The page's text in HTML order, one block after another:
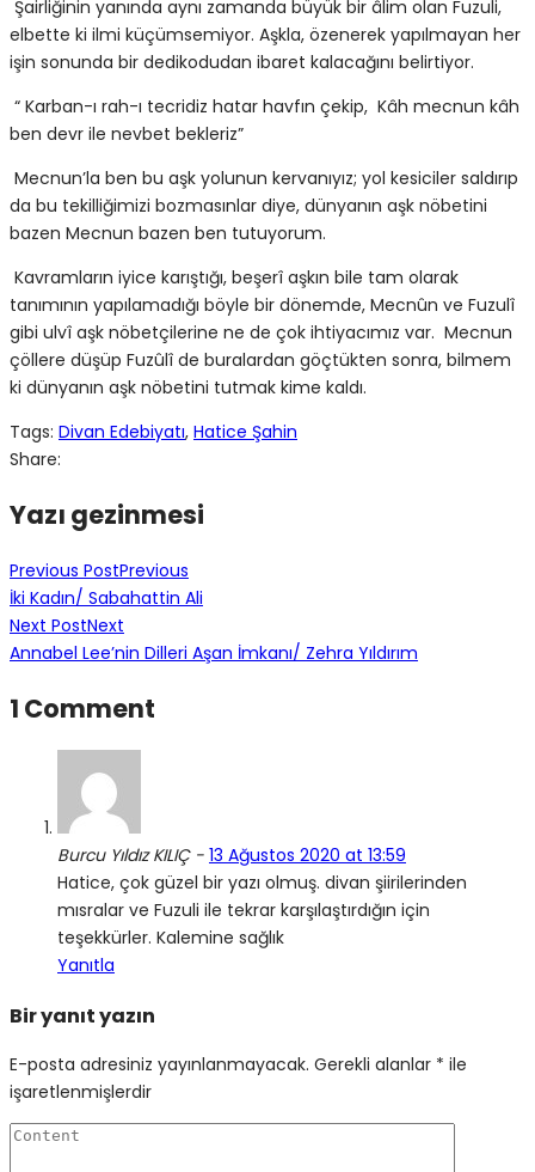
Şairliğinin yanında aynı zamanda büyük bir âlim olan Fuzuli,
elbette ki ilmi küçümsemiyor. Aşkla, özenerek yapılmayan her
işin sonunda bir dedikodudan ibaret kalacağını belirtiyor.
“ Karban-ı rah-ı tecridiz hatar havfın çekip, Kâh mecnun kâh
ben devr ile nevbet bekleriz”
Mecnun’la ben bu aşk yolunun kervanıyız; yol kesiciler saldırıp
da bu tekilliğimizi bozmasınlar diye, dünyanın aşk nöbetini
bazen Mecnun bazen ben tutuyorum.
Kavramların iyice karıştığı, beşerî aşkın bile tam olarak
tanımının yapılamadığı böyle bir dönemde, Mecnûn ve Fuzulî
gibi ulvî aşk nöbetçilerine ne de çok ihtiyacımız var. Mecnun
çöllere düşüp Fuzûlî de buralardan göçtükten sonra, bilmem
ki dünyanın aşk nöbetini tutmak kime kaldı.
Tags: Divan Edebiyatı, Hatice Şahin
Share:
Yazı gezinmesi
Previous PostPrevious
İki Kadın/ Sabahattin Ali
Next PostNext
Annabel Lee’nin Dilleri Aşan İmkanı/ Zehra Yıldırım
1 Comment
Burcu Yıldız KILIÇ - 13 Ağustos 2020 at 13:59
Hatice, çok güzel bir yazı olmuş. divan şiirilerinden
mısralar ve Fuzuli ile tekrar karşılaştırdığın için
teşekkürler. Kalemine sağlık
Yanıtla
Bir yanıt yazın
E-posta adresiniz yayınlanmayacak. Gerekli alanlar * ile
işaretlenmişlerdir